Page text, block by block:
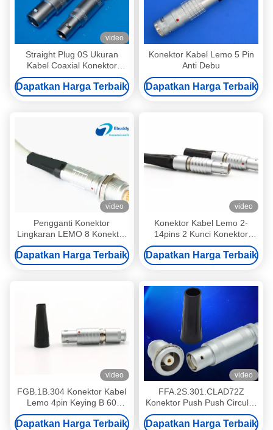
video
Straight Plug 0S Ukuran
Kabel Coaxial Konektor
Kompatibel Lemo FFA 0S
250
Dapatkan Harga Terbaik
Konektor Kabel Lemo 5 Pin
Anti Debu
Dapatkan Harga Terbaik
video
Pengganti Konektor
Lingkaran LEMO 8 Konektor
Logam Pin Bend Relief
Opsional
Dapatkan Harga Terbaik
video
Konektor Kabel Lemo 2-
14pins 2 Kunci Konektor
Miniatur FGA FGB FGC
Dapatkan Harga Terbaik
video
FGB.1B.304 Konektor Kabel
Lemo 4pin Keying B 60
derajat Colokan Pria Dengan
Pin Wanita
Dapatkan Harga Terbaik
video
FFA.2S.301.CLAD72Z
Konektor Push Push Circular
Lemo / Konektor Lemo Style
Dapatkan Harga Terbaik